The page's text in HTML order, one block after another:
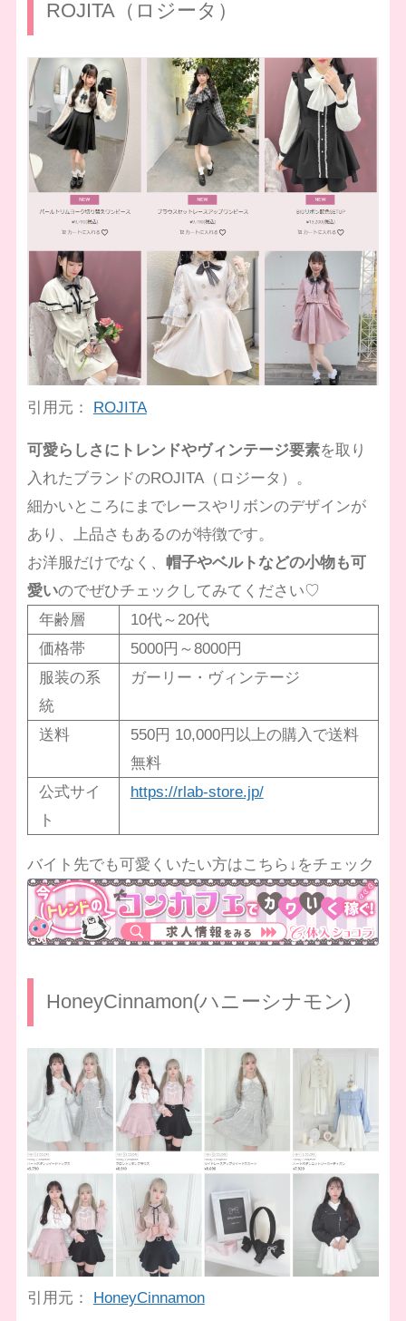
ROJITA（ロジータ）
引用元： ROJITA
可愛らしさにトレンドやヴィンテージ要素を取り
入れたブランドのROJITA（ロジータ）。
細かいところにまでレースやリボンのデザインが
あり、上品さもあるのが特徴です。
お洋服だけでなく、 帽子やベルトなどの小物も可
愛いのでぜひチェックしてみてください♡
年齢層
10代～20代
価格帯
5000円～8000円
服装の系
統
ガーリー・ヴィンテージ
送料
550円 10,000円以上の購入で送料
無料
公式サイ
ト
https://rlab-store.jp/
バイト先でも可愛くいたい方はこちら↓をチェック
HoneyCinnamon(ハニーシナモン)
引用元： HoneyCinnamon